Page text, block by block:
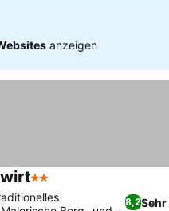
anzeigen
2 Sterne
8,2Sehr